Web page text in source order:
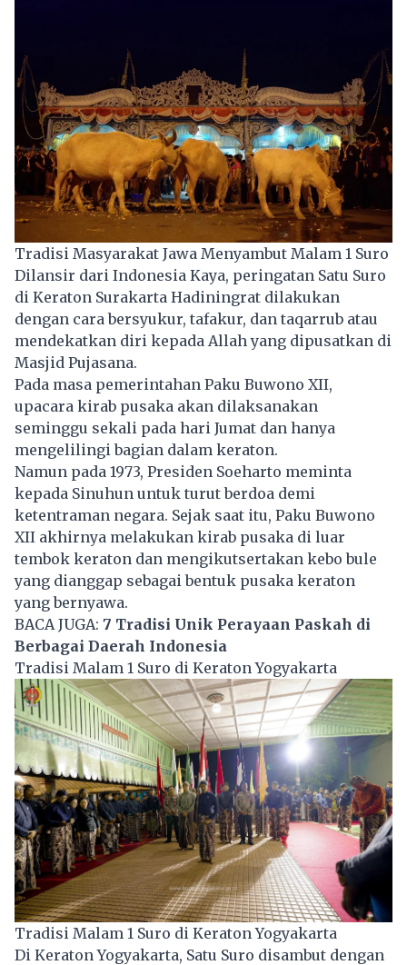
Tradisi Masyarakat Jawa Menyambut Malam 1 Suro
Dilansir dari Indonesia Kaya, peringatan Satu Suro
di Keraton Surakarta Hadiningrat dilakukan
dengan cara bersyukur, tafakur, dan taqarrub atau
mendekatkan diri kepada Allah yang dipusatkan di
Masjid Pujasana.
Pada masa pemerintahan Paku Buwono XII,
upacara kirab pusaka akan dilaksanakan
seminggu sekali pada hari Jumat dan hanya
mengelilingi bagian dalam keraton.
Namun pada 1973, Presiden Soeharto meminta
kepada Sinuhun untuk turut berdoa demi
ketentraman negara. Sejak saat itu, Paku Buwono
XII akhirnya melakukan kirab pusaka di luar
tembok keraton dan mengikutsertakan kebo bule
yang dianggap sebagai bentuk pusaka keraton
yang bernyawa.
BACA JUGA: 7 Tradisi Unik Perayaan Paskah di
Berbagai Daerah Indonesia
Tradisi Malam 1 Suro di Keraton Yogyakarta
Tradisi Malam 1 Suro di Keraton Yogyakarta
Di Keraton Yogyakarta, Satu Suro disambut dengan